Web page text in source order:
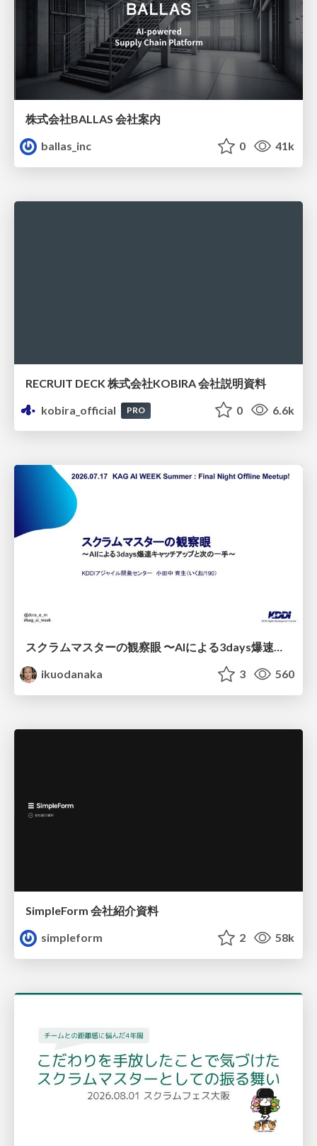
株式会社BALLAS 会社案内
ballas_inc
0 41k
RECRUIT DECK 株式会社KOBIRA 会社説明資料
kobira_official
PRO 0 6.6k
スクラムマスターの観察眼 〜AIによる3days爆速キャッチアップと次の一手〜/The Scrum Master's Insight: Lightning-Fast 3-Day Catch-Up with AI and the Next Move
ikuodanaka
3 560
SimpleForm 会社紹介資料
simpleform
2 58k